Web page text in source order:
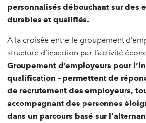
personnalisés débouchant sur des
durables et qualifiés.
A la croisée entre le groupement
structure d’insertion par l’activité
Groupement d’employeurs pour
qualification – permettent de
de recrutement des employeurs,
accompagnant des personnes
dans un parcours basé sur